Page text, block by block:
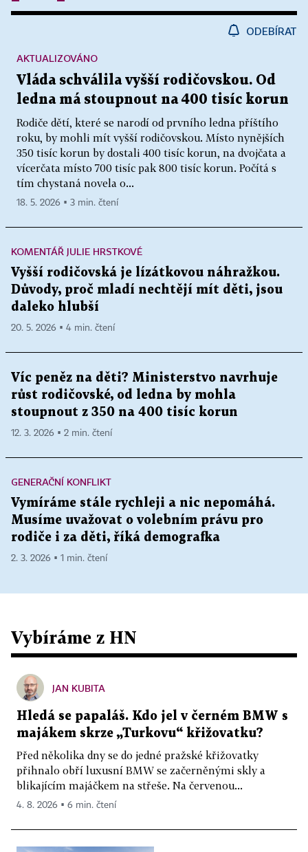
ODEBÍRAT
Vláda schválila vyšší rodičovskou. Od
ledna má stoupnout na 400 tisíc korun
Rodiče dětí, které se narodí od prvního ledna příštího
roku, by mohli mít vyšší rodičovskou. Místo nynějších
350 tisíc korun by dostali 400 tisíc korun, na dvojčata a
vícerčata místo 700 tisíc pak 800 tisíc korun. Počítá s
tím chystaná novela o...
AKTUALIZOVÁNO
18. 5. 2026 ▪ 3 min. čtení
KOMENTÁŘ JULIE HRSTKOVÉ
Vyšší rodičovská je lízátkovou náhražkou.
Důvody, proč mladí nechtějí mít děti, jsou
daleko hlubší
20. 5. 2026 ▪ 4 min. čtení
Víc peněz na děti? Ministerstvo navrhuje
růst rodičovské, od ledna by mohla
stoupnout z 350 na 400 tisíc korun
12. 3. 2026 ▪ 2 min. čtení
GENERAČNÍ KONFLIKT
Vymíráme stále rychleji a nic nepomáhá.
Musíme uvažovat o volebním právu pro
rodiče i za děti, říká demografka
2. 3. 2026 ▪ 1 min. čtení
Vybíráme z HN
JAN KUBITA
Hledá se papaláš. Kdo jel v černém BMW s
majákem skrze „Turkovu“ křižovatku?
Před několika dny se do jedné pražské křižovatky
přihnalo obří luxusní BMW se začerněnými skly a
blikajícím majáčkem na střeše. Na červenou...
4. 8. 2026 ▪ 6 min. čtení